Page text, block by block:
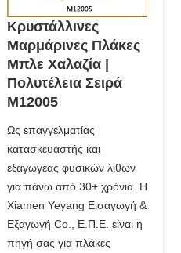
Κρυστάλλινες
Μαρμάρινες Πλάκες
Μπλε Χαλαζία |
Πολυτέλεια Σειρά
M12005
Ως επαγγελματίας
κατασκευαστής και
εξαγωγέας φυσικών λίθων
για πάνω από 30+ χρόνια. Η
Xiamen Yeyang Εισαγωγή &
Εξαγωγή Co., Ε.Π.Ε. είναι η
πηγή σας για πλάκες